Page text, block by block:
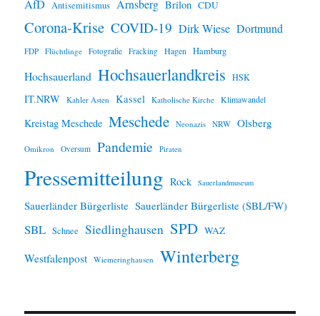
AfD Antisemitismus Arnsberg Brilon CDU
Corona-Krise COVID-19 Dirk Wiese Dortmund
FDP Flüchtlinge Fotografie Fracking Hagen Hamburg
Hochsauerland Hochsauerlandkreis HSK
IT.NRW Kahler Asten Kassel Katholische Kirche Klimawandel
Kreistag Meschede Meschede Neonazis NRW Olsberg
Omikron Oversum Pandemie Piraten
Pressemitteilung Rock Sauerlandmuseum
Sauerländer Bürgerliste Sauerländer Bürgerliste (SBL/FW)
SBL Schnee Siedlinghausen SPD WAZ
Westfalenpost Wiemeringhausen Winterberg